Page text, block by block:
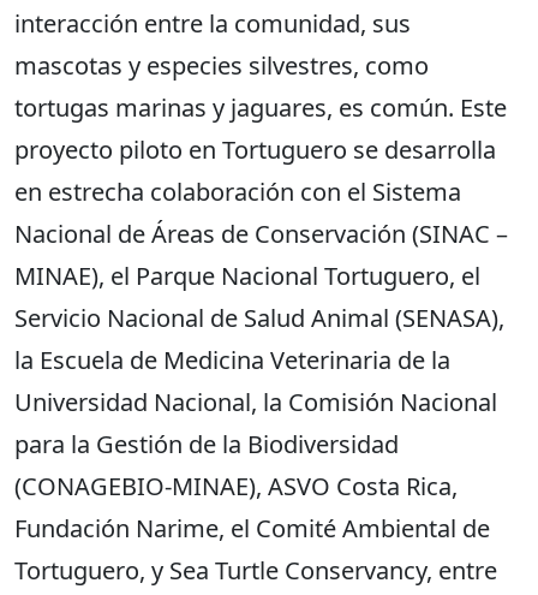
interacción entre la comunidad, sus
mascotas y especies silvestres, como
tortugas marinas y jaguares, es común. Este
proyecto piloto en Tortuguero se desarrolla
en estrecha colaboración con el Sistema
Nacional de Áreas de Conservación (SINAC –
MINAE), el Parque Nacional Tortuguero, el
Servicio Nacional de Salud Animal (SENASA),
la Escuela de Medicina Veterinaria de la
Universidad Nacional, la Comisión Nacional
para la Gestión de la Biodiversidad
(CONAGEBIO-MINAE), ASVO Costa Rica,
Fundación Narime, el Comité Ambiental de
Tortuguero, y Sea Turtle Conservancy, entre